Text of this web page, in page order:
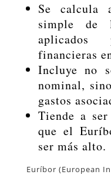
Se calcula
simple de
financieras
Incluye no
nominal,
gastos
Tiende a
que el
ser más alto.
Euríbor (European